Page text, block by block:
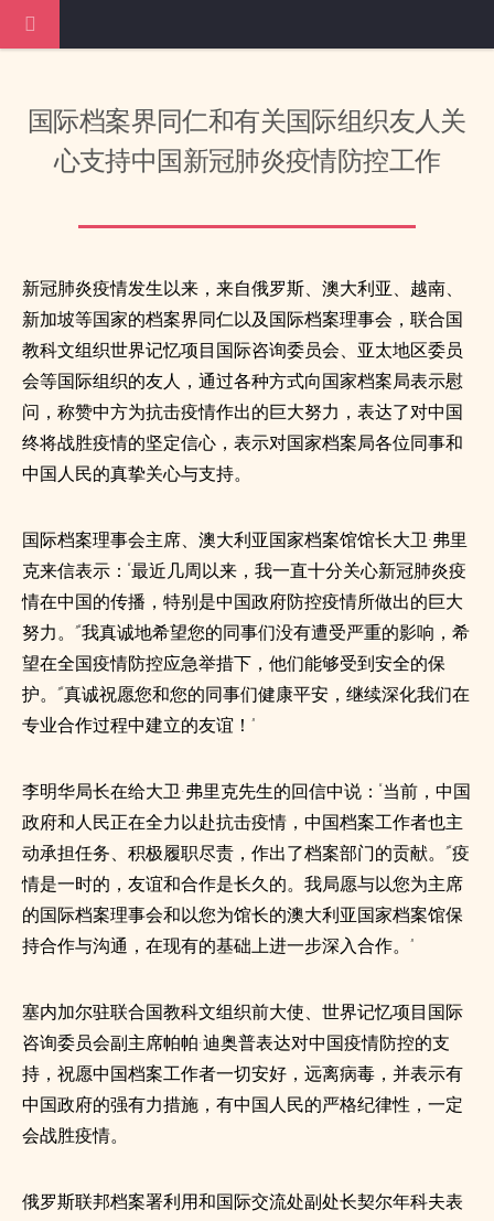
国际档案界同仁和有关国际组织友人关
心支持中国新冠肺炎疫情防控工作
新冠肺炎疫情发生以来，来自俄罗斯、澳大利亚、越南、
新加坡等国家的档案界同仁以及国际档案理事会，联合国
教科文组织世界记忆项目国际咨询委员会、亚太地区委员
会等国际组织的友人，通过各种方式向国家档案局表示慰
问，称赞中方为抗击疫情作出的巨大努力，表达了对中国
终将战胜疫情的坚定信心，表示对国家档案局各位同事和
中国人民的真挚关心与支持。
国际档案理事会主席、澳大利亚国家档案馆馆长大卫·弗里
克来信表示：“最近几周以来，我一直十分关心新冠肺炎疫
情在中国的传播，特别是中国政府防控疫情所做出的巨大
努力。”“我真诚地希望您的同事们没有遭受严重的影响，希
望在全国疫情防控应急举措下，他们能够受到安全的保
护。”“真诚祝愿您和您的同事们健康平安，继续深化我们在
专业合作过程中建立的友谊！”
李明华局长在给大卫·弗里克先生的回信中说：“当前，中国
政府和人民正在全力以赴抗击疫情，中国档案工作者也主
动承担任务、积极履职尽责，作出了档案部门的贡献。”“疫
情是一时的，友谊和合作是长久的。我局愿与以您为主席
的国际档案理事会和以您为馆长的澳大利亚国家档案馆保
持合作与沟通，在现有的基础上进一步深入合作。”
塞内加尔驻联合国教科文组织前大使、世界记忆项目国际
咨询委员会副主席帕帕·迪奥普表达对中国疫情防控的支
持，祝愿中国档案工作者一切安好，远离病毒，并表示有
中国政府的强有力措施，有中国人民的严格纪律性，一定
会战胜疫情。
俄罗斯联邦档案署利用和国际交流处副处长契尔年科夫表